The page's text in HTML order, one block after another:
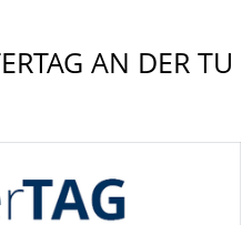
AN DER TU